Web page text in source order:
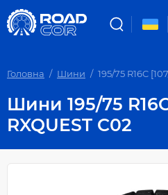
Головна Шини 195/75 R16C
Шини 195/75
RXQUEST C02